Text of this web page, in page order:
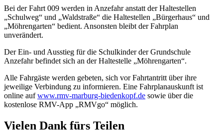
Bei der Fahrt 009 werden in Anzefahr anstatt der Haltestellen
„Schulweg“ und „Waldstraße“ die Haltestellen „Bürgerhaus“ und
„Möhrengarten“ bedient. Ansonsten bleibt der Fahrplan
unverändert.
Der Ein- und Ausstieg für die Schulkinder der Grundschule
Anzefahr befindet sich an der Haltestelle „Möhrengarten“.
Alle Fahrgäste werden gebeten, sich vor Fahrtantritt über ihre
jeweilige Verbindung zu informieren. Eine Fahrplanauskunft ist
online aufwww.rmv-marburg-biedenkopf.de sowie über die
kostenlose RMV-App „RMVgo“ möglich.
Vielen Dank fürs Teilen